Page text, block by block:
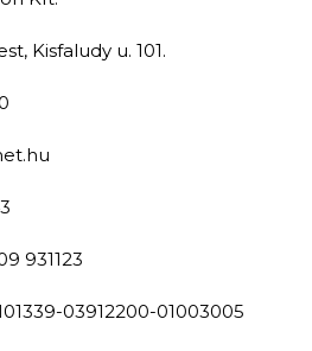
Kisfaludy u. 101.
931123
03912200-01003005